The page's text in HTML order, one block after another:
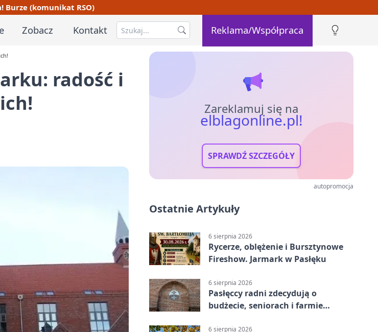
Burze (komunikat RSO)
Zobacz Kontakt Reklama/Współpraca
radość i
Zareklamuj się na
elblagonline.pl!
SPRAWDŹ SZCZEGÓŁY
autopromocja
Ostatnie Artykuły
6 sierpnia 2026
Rycerze, oblężenie i Bursztynowe
Fireshow. Jarmark w Pasłęku
6 sierpnia 2026
Pasłęccy radni zdecydują o
budżecie, seniorach i farmie
6 sierpnia 2026